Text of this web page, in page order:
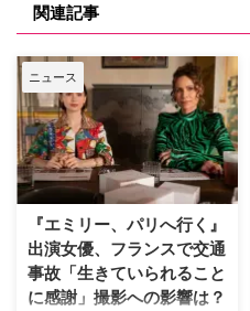
関連記事
ニュース
『エミリー、パリへ行く』
出演女優、フランスで交通
事故「生きていられること
に感謝」撮影への影響は？